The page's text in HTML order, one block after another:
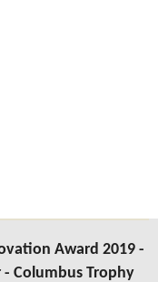
Award 2019 -
Columbus Trophy